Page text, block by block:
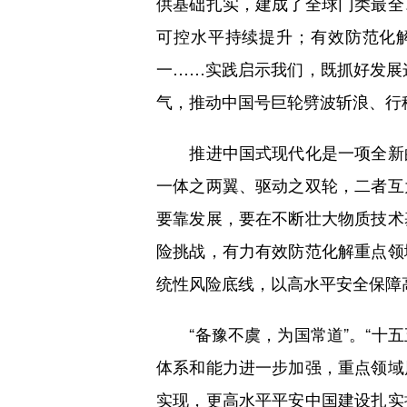
供基础扎实，建成了全球门类最
可控水平持续提升；有效防范化
一……实践启示我们，既抓好发展
气，推动中国号巨轮劈波斩浪、行
推进中国式现代化是一项全新
一体之两翼、驱动之双轮，二者
要靠发展，要在不断壮大物质技
险挑战，有力有效防范化解重点
统性风险底线，以高水平安全保障
“备豫不虞，为国常道”。“十五
体系和能力进一步加强，重点领
实现，更高水平平安中国建设扎